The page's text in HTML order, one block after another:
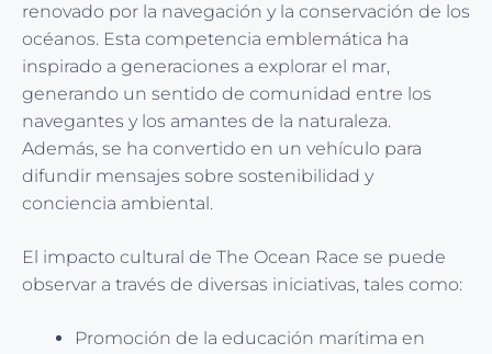
renovado por la navegación y la conservación de los
océanos. Esta competencia emblemática ha
inspirado a generaciones a explorar el mar,
generando un sentido de comunidad entre los
navegantes y los amantes de la naturaleza.
Además, se ha convertido en un vehículo para
difundir mensajes sobre sostenibilidad y
conciencia ambiental.
El impacto cultural de The Ocean Race se puede
observar a través de diversas iniciativas, tales como:
Promoción de la educación marítima en